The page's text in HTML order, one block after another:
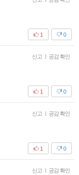
0
1
신고 | 공감 확인
0
1
신고 | 공감 확인
0
1
신고 | 공감 확인